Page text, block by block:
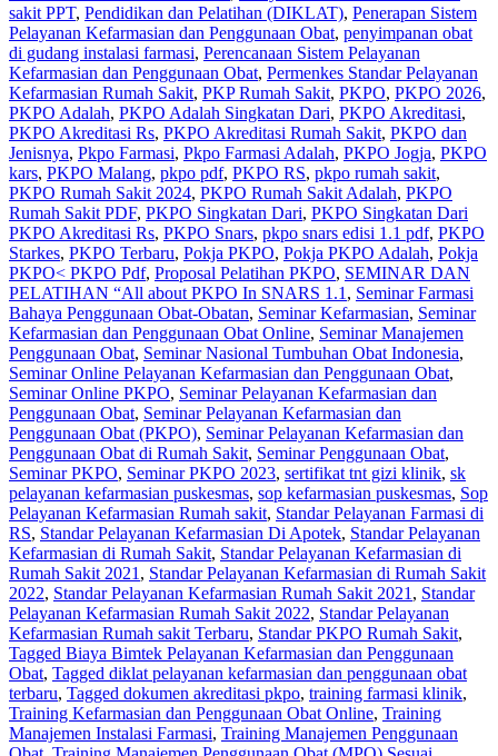
sakit PPT, Pendidikan dan Pelatihan (DIKLAT), Penerapan Sistem
Pelayanan Kefarmasian dan Penggunaan Obat, penyimpanan obat
di gudang instalasi farmasi, Perencanaan Sistem Pelayanan
Kefarmasian dan Penggunaan Obat, Permenkes Standar Pelayanan
Kefarmasian Rumah Sakit, PKP Rumah Sakit, PKPO, PKPO 2026,
PKPO Adalah, PKPO Adalah Singkatan Dari, PKPO Akreditasi,
PKPO Akreditasi Rs, PKPO Akreditasi Rumah Sakit, PKPO dan
Jenisnya, Pkpo Farmasi, Pkpo Farmasi Adalah, PKPO Jogja, PKPO
kars, PKPO Malang, pkpo pdf, PKPO RS, pkpo rumah sakit,
PKPO Rumah Sakit 2024, PKPO Rumah Sakit Adalah, PKPO
Rumah Sakit PDF, PKPO Singkatan Dari, PKPO Singkatan Dari
PKPO Akreditasi Rs, PKPO Snars, pkpo snars edisi 1.1 pdf, PKPO
Starkes, PKPO Terbaru, Pokja PKPO, Pokja PKPO Adalah, Pokja
PKPO< PKPO Pdf, Proposal Pelatihan PKPO, SEMINAR DAN
PELATIHAN “All about PKPO In SNARS 1.1 , Seminar Farmasi
Bahaya Penggunaan Obat-Obatan, Seminar Kefarmasian, Seminar
Kefarmasian dan Penggunaan Obat Online, Seminar Manajemen
Penggunaan Obat, Seminar Nasional Tumbuhan Obat Indonesia,
Seminar Online Pelayanan Kefarmasian dan Penggunaan Obat,
Seminar Online PKPO, Seminar Pelayanan Kefarmasian dan
Penggunaan Obat, Seminar Pelayanan Kefarmasian dan
Penggunaan Obat (PKPO), Seminar Pelayanan Kefarmasian dan
Penggunaan Obat di Rumah Sakit, Seminar Penggunaan Obat,
Seminar PKPO, Seminar PKPO 2023, sertifikat tnt gizi klinik, sk
pelayanan kefarmasian puskesmas, sop kefarmasian puskesmas, Sop
Pelayanan Kefarmasian Rumah sakit, Standar Pelayanan Farmasi di
RS, Standar Pelayanan Kefarmasian Di Apotek, Standar Pelayanan
Kefarmasian di Rumah Sakit, Standar Pelayanan Kefarmasian di
Rumah Sakit 2021 , Standar Pelayanan Kefarmasian di Rumah Sakit
2022, Standar Pelayanan Kefarmasian Rumah Sakit 2021 , Standar
Pelayanan Kefarmasian Rumah Sakit 2022, Standar Pelayanan
Kefarmasian Rumah sakit Terbaru, Standar PKPO Rumah Sakit,
Tagged Biaya Bimtek Pelayanan Kefarmasian dan Penggunaan
Obat, Tagged diklat pelayanan kefarmasian dan penggunaan obat
terbaru, Tagged dokumen akreditasi pkpo, training farmasi klinik,
Training Kefarmasian dan Penggunaan Obat Online, Training
Manajemen Instalasi Farmasi, Training Manajemen Penggunaan